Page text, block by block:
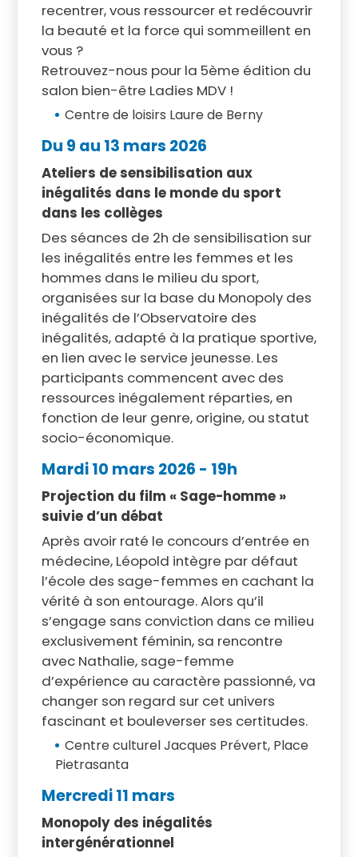
recentrer, vous ressourcer et redécouvrir
la beauté et la force qui sommeillent en
vous ?
Retrouvez-nous pour la 5ème édition du
salon bien-être Ladies MDV !
Centre de loisirs Laure de Berny
Du 9 au 13 mars 2026
Ateliers de sensibilisation aux
inégalités dans le monde du sport
dans les collèges
Des séances de 2h de sensibilisation sur
les inégalités entre les femmes et les
hommes dans le milieu du sport,
organisées sur la base du Monopoly des
inégalités de l’Observatoire des
inégalités, adapté à la pratique sportive,
en lien avec le service jeunesse. Les
participants commencent avec des
ressources inégalement réparties, en
fonction de leur genre, origine, ou statut
socio-économique.
Mardi 10 mars 2026 - 19h
Projection du film « Sage-homme »
suivie d’un débat
Après avoir raté le concours d’entrée en
médecine, Léopold intègre par défaut
l’école des sage-femmes en cachant la
vérité à son entourage. Alors qu’il
s’engage sans conviction dans ce milieu
exclusivement féminin, sa rencontre
avec Nathalie, sage-femme
d’expérience au caractère passionné, va
changer son regard sur cet univers
fascinant et bouleverser ses certitudes.
Centre culturel Jacques Prévert, Place
Pietrasanta
Mercredi 11 mars
Monopoly des inégalités
intergénérationnel